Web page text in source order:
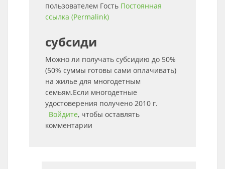
пользователем Гость Постоянная
ссылка (Permalink)
субсиди
Можно ли получать субсидию до 50%
(50% суммы готовы сами оплачивать)
на жилье для многодетным
семьям.Если многодетные
удостоверения получено 2010 г.
Войдите, чтобы оставлять
комментарии